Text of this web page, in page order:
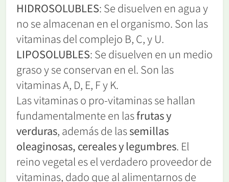
HIDROSOLUBLES: Se disuelven en agua y
no se almacenan en el organismo. Son las
vitaminas del complejo B, C, y U.
LIPOSOLUBLES: Se disuelven en un medio
graso y se conservan en el. Son las
vitaminas A, D, E, F y K.
Las vitaminas o pro-vitaminas se hallan
fundamentalmente en lasfrutas y
verduras, además de lassemillas
oleaginosas, cereales y legumbres. El
reino vegetal es el verdadero proveedor de
vitaminas, dado que al alimentarnos de